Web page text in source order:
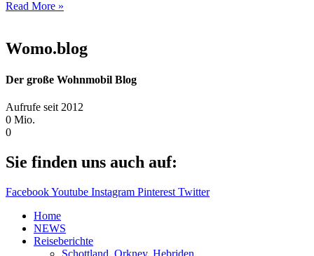
Read More »
Womo.blog
Der große Wohnmobil Blog​
Aufrufe seit 2012
0 Mio.
0
Sie finden uns auch auf:
FacebookYoutube Instagram Pinterest Twitter
Home
NEWS
Reiseberichte
Schottland, Orkney, Hebriden